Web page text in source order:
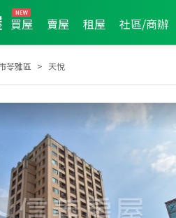
買屋 賣屋 租屋 社區/商辦
苓雅區 天悅